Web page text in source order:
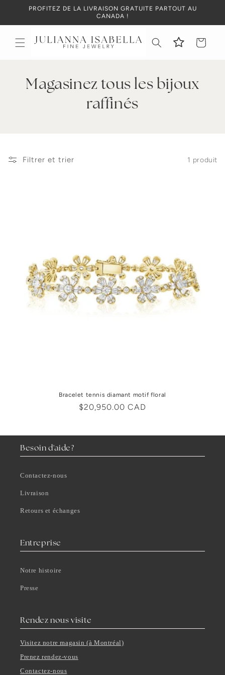
passerPROFITEZ DE LA LIVRAISON GRATUITE PARTOUT AU
CANADA !
Panier
Magasinez tous les bijoux
raffinés
Filtrer et trier 1 produit
Bracelet tennis diamant motif floral
Prix
$20,950.00 CAD
Besoin d'aide?
Contactez-nous
Livraison
Retours et échanges
Entreprise
Notre histoire
Presse
Rendez nous visite
Visitez notre magasin (à Montréal)
Prenez rendez-vous
Contactez-nous